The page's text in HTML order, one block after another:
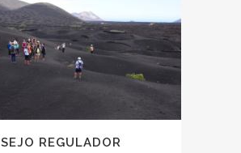
REGULADOR